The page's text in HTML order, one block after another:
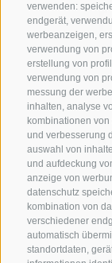
verwenden:
endgerät,
werbeanzeigen,
verwendung von
erstellung von
verwendung von
messung der
inhalten, analyse
kombinationen
und verbesserung
auswahl von
und aufdeckung
anzeige von
datenschutz
kombination von
verschiedener
automatisch
standortdaten,